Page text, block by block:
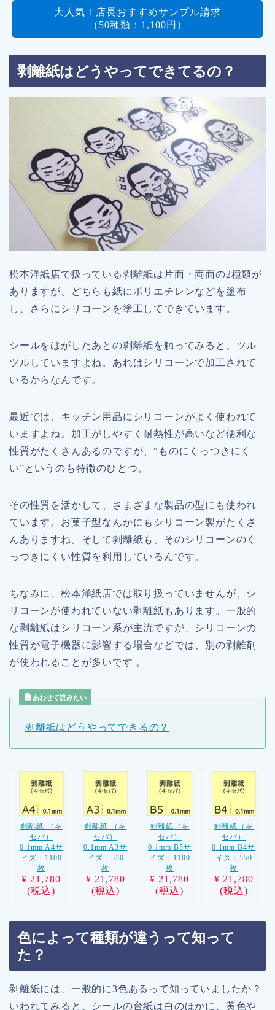
大人気！店長おすすめサンプル請求
（50種類：1,100円）
剥離紙はどうやってできてるの？
松本洋紙店で扱っている剥離紙は片面・両面の2種類が
ありますが、どちらも紙にポリエチレンなどを塗布
し、さらにシリコーンを塗工してできています。
シールをはがしたあとの剥離紙を触ってみると、ツル
ツルしていますよね。あれはシリコーンで加工されて
いるからなんです。
最近では、キッチン用品にシリコーンがよく使われて
いますよね。加工がしやすく耐熱性が高いなど便利な
性質がたくさんあるのですが、“ものにくっつきにく
い”というのも特徴のひとつ。
その性質を活かして、さまざまな製品の型にも使われ
ています。お菓子型なんかにもシリコーン製がたくさ
んありますね。そして剥離紙も、そのシリコーンのく
っつきにくい性質を利用しているんです。
ちなみに、松本洋紙店では取り扱っていませんが、シ
リコーンが使われていない剥離紙もあります。一般的
な剥離紙はシリコーン系が主流ですが、シリコーンの
性質が電子機器に影響する場合などでは、別の剥離剤
が使われることが多いです 。
あわせて読みたい
剥離紙はどうやってできるの？
剥離紙 （キ
セパ）
0.1mm A4サ
イズ：1100
枚
¥ 21,780
(税込)
剥離紙 （キ
セパ）
0.1mm A3サ
イズ：550
枚
¥ 21,780
(税込)
剥離紙（キ
セパ）
0.1mm B5サ
イズ：1100
枚
¥ 21,780
(税込)
剥離紙（キ
セパ）
0.1mm B4サ
イズ：550
枚
¥ 21,780
(税込)
色によって種類が違うって知って
た？
剥離紙には、一般的に3色あるって知っていましたか？
いわれてみると、シールの台紙は白のほかに、黄色や